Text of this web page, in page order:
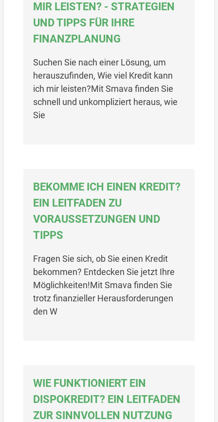
MIR LEISTEN? - STRATEGIEN
UND TIPPS FÜR IHRE
FINANZPLANUNG
Suchen Sie nach einer Lösung, um
herauszufinden, Wie viel Kredit kann
ich mir leisten?Mit Smava finden Sie
schnell und unkompliziert heraus, wie
Sie
BEKOMME ICH EINEN KREDIT?
EIN LEITFADEN ZU
VORAUSSETZUNGEN UND
TIPPS
Fragen Sie sich, ob Sie einen Kredit
bekommen? Entdecken Sie jetzt Ihre
Möglichkeiten!Mit Smava finden Sie
trotz finanzieller Herausforderungen
den W
WIE FUNKTIONIERT EIN
DISPOKREDIT? EIN LEITFADEN
ZUR SINNVOLLEN NUTZUNG